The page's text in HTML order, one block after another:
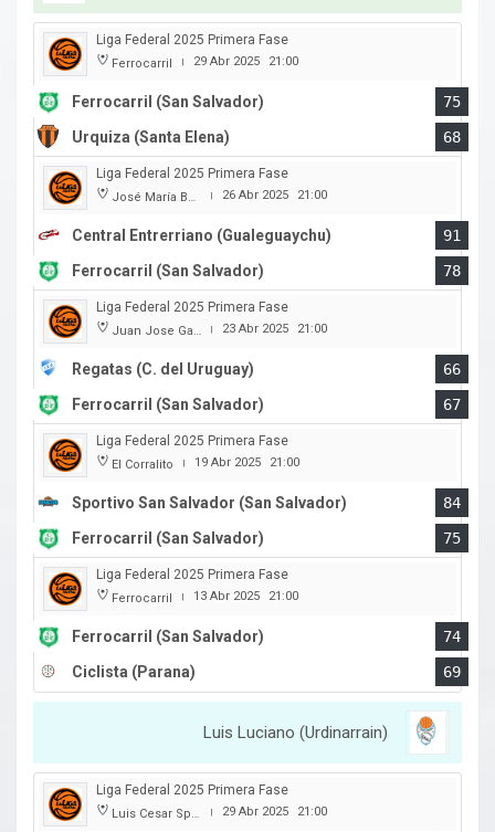
Liga Federal 2025 Primera Fase
Ferrocarril | 29 Abr 2025 21:00
Ferrocarril (San Salvador)
75
Urquiza (Santa Elena)
68
Liga Federal 2025 Primera Fase
José María Bertora | 26 Abr 2025 21:00
Central Entrerriano (Gualeguaychu)
91
Ferrocarril (San Salvador)
78
Liga Federal 2025 Primera Fase
Juan Jose Garro | 23 Abr 2025 21:00
Regatas (C. del Uruguay)
66
Ferrocarril (San Salvador)
67
Liga Federal 2025 Primera Fase
El Corralito | 19 Abr 2025 21:00
Sportivo San Salvador (San Salvador)
84
Ferrocarril (San Salvador)
75
Liga Federal 2025 Primera Fase
Ferrocarril | 13 Abr 2025 21:00
Ferrocarril (San Salvador)
74
Ciclista (Parana)
69
Luis Luciano (Urdinarrain)
Liga Federal 2025 Primera Fase
Luis Cesar Spiazzi | 29 Abr 2025 21:00